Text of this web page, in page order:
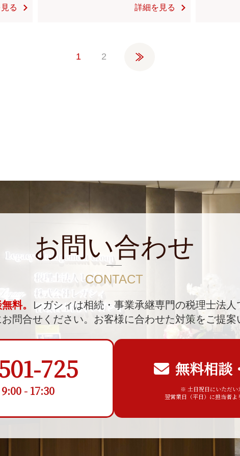
る 詳細を見る
1 2
お問い合わせ
CONTACT
料。
レガシィは相続・事業承継専門の税理士法人
問合せください。 お客様に合わせた対策をご提案
725
- 17:30
無料相談
※ 土日祝日にいただい
翌営業日（平日）に担当者よ